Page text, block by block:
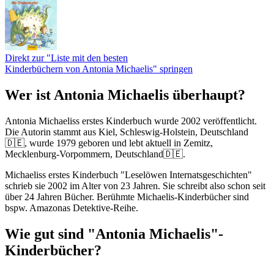
Direkt zur "Liste mit den besten
Kinderbüchern von Antonia Michaelis" springen
Wer ist Antonia Michaelis überhaupt?
Antonia Michaeliss erstes Kinderbuch wurde 2002 veröffentlicht.
Die Autorin stammt aus Kiel, Schleswig-Holstein, Deutschland
🇩🇪, wurde 1979 geboren und lebt aktuell in Zemitz,
Mecklenburg-Vorpommern, Deutschland🇩🇪.
Michaeliss erstes Kinderbuch "Leselöwen Internatsgeschichten"
schrieb sie 2002 im Alter von 23 Jahren. Sie schreibt also schon seit
über 24 Jahren Bücher. Berühmte Michaelis-Kinderbücher sind
bspw. Amazonas Detektive-Reihe.
Wie gut sind "Antonia Michaelis"-
Kinderbücher?